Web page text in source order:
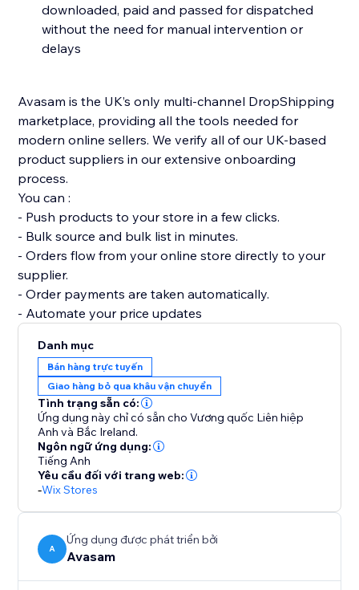
downloaded, paid and passed for dispatched
without the need for manual intervention or
delays
Avasam is the UK’s only multi-channel DropShipping
marketplace, providing all the tools needed for
modern online sellers. We verify all of our UK-based
product suppliers in our extensive onboarding
process.
You can :
- Push products to your store in a few clicks.
- Bulk source and bulk list in minutes.
- Orders flow from your online store directly to your
supplier.
- Order payments are taken automatically.
- Automate your price updates
Danh mục
Bán hàng trực tuyến
Giao hàng bỏ qua khâu vận chuyển
Tình trạng sẵn có:
Ứng dụng này chỉ có sẵn cho Vương quốc Liên hiệp
Anh và Bắc Ireland.
Ngôn ngữ ứng dụng:
Tiếng Anh
Yêu cầu đối với trang web:
-Wix Stores
A
Ứng dụng được phát triển bởi
Avasam